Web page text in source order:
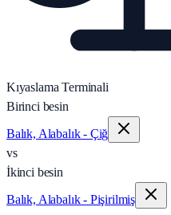
Kıyaslama Terminali
Birinci besin
Balık, Alabalık - Çiğ
vs
İkinci besin
Balık, Alabalık - Pişirilmiş